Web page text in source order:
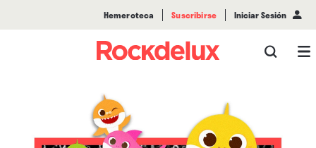
Hemeroteca Suscribirse Iniciar Sesión